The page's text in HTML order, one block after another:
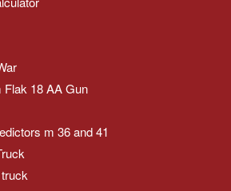
Flak 18 AA Gun
m 36 and 41